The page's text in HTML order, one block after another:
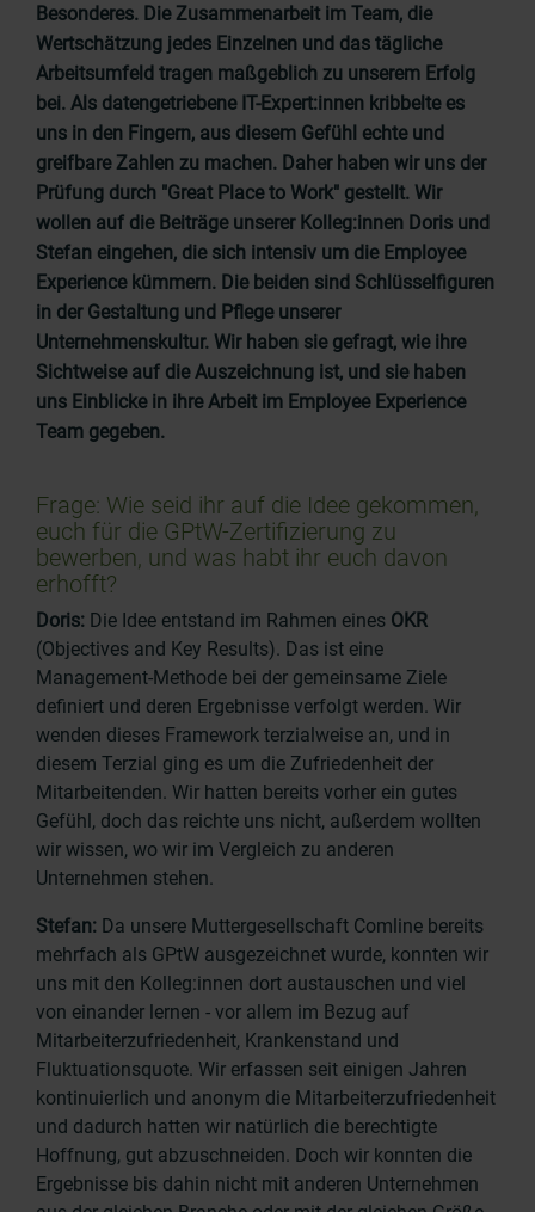
Besonderes. Die Zusammenarbeit im Team, die
Wertschätzung jedes Einzelnen und das tägliche
Arbeitsumfeld tragen maßgeblich zu unserem Erfolg
bei. Als datengetriebene IT-Expert:innen kribbelte es
uns in den Fingern, aus diesem Gefühl echte und
greifbare Zahlen zu machen. Daher haben wir uns der
Prüfung durch "Great Place to Work" gestellt. Wir
wollen auf die Beiträge unserer Kolleg:innen Doris und
Stefan eingehen, die sich intensiv um die Employee
Experience kümmern. Die beiden sind Schlüsselfiguren
in der Gestaltung und Pflege unserer
Unternehmenskultur. Wir haben sie gefragt, wie ihre
Sichtweise auf die Auszeichnung ist, und sie haben
uns Einblicke in ihre Arbeit im Employee Experience
Team gegeben.
Frage: Wie seid ihr auf die Idee gekommen,
euch für die GPtW-Zertifizierung zu
bewerben, und was habt ihr euch davon
erhofft?
Doris: Die Idee entstand im Rahmen eines OKR
(Objectives and Key Results). Das ist eine
Management-Methode bei der gemeinsame Ziele
definiert und deren Ergebnisse verfolgt werden. Wir
wenden dieses Framework terzialweise an, und in
diesem Terzial ging es um die Zufriedenheit der
Mitarbeitenden. Wir hatten bereits vorher ein gutes
Gefühl, doch das reichte uns nicht, außerdem wollten
wir wissen, wo wir im Vergleich zu anderen
Unternehmen stehen.
Stefan: Da unsere Muttergesellschaft Comline bereits
mehrfach als GPtW ausgezeichnet wurde, konnten wir
uns mit den Kolleg:innen dort austauschen und viel
von einander lernen - vor allem im Bezug auf
Mitarbeiterzufriedenheit, Krankenstand und
Fluktuationsquote. Wir erfassen seit einigen Jahren
kontinuierlich und anonym die Mitarbeiterzufriedenheit
und dadurch hatten wir natürlich die berechtigte
Hoffnung, gut abzuschneiden. Doch wir konnten die
Ergebnisse bis dahin nicht mit anderen Unternehmen